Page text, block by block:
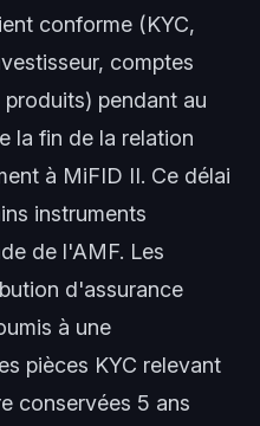
conforme (KYC,
comptes
pendant au
la fin de la relation
à MiFID II. Ce délai
instruments
de l'AMF. Les
d'assurance
à une
pièces KYC relevant
conservées 5 ans